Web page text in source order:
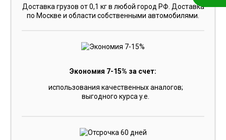
Доставка грузов от 0,1 кг в любой город РФ. Доставка
по Москве и области собственными автомобилями.
Экономия 7-15% за счет:
использования качественных аналогов;
выгодного курса y.e.